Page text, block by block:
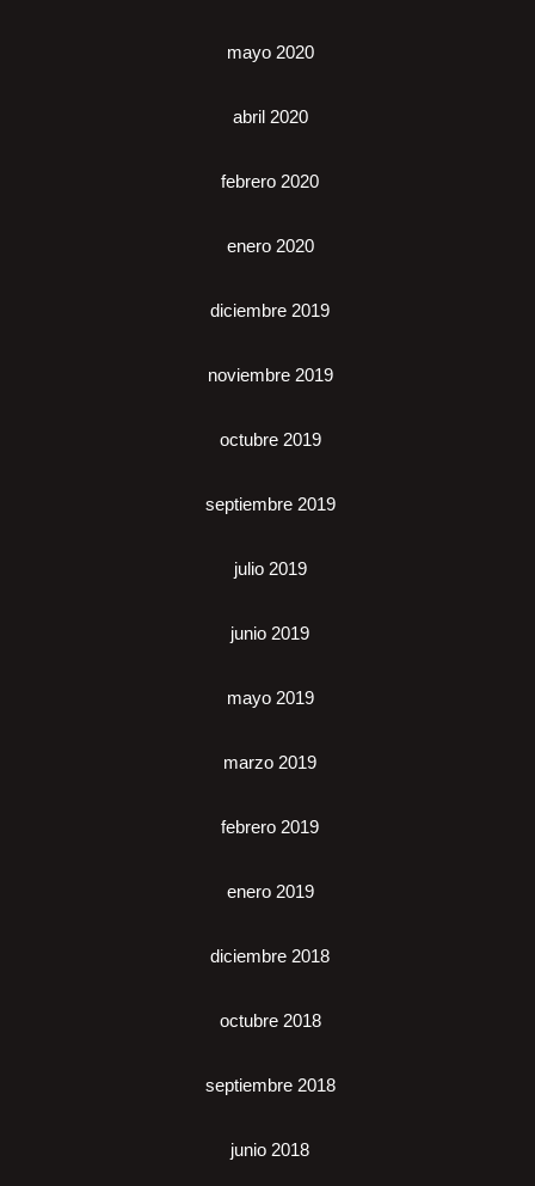
mayo 2020
abril 2020
febrero 2020
enero 2020
diciembre 2019
noviembre 2019
octubre 2019
septiembre 2019
julio 2019
junio 2019
mayo 2019
marzo 2019
febrero 2019
enero 2019
diciembre 2018
octubre 2018
septiembre 2018
junio 2018